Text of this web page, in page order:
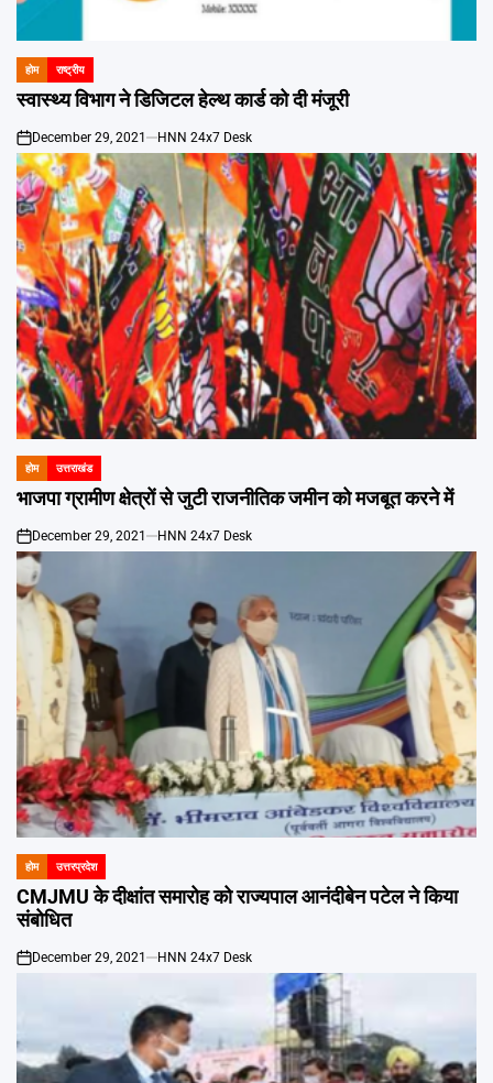
POSTED
IN
होम राष्ट्रीय
स्वास्थ्य विभाग ने डिजिटल हेल्थ कार्ड को दी मंजूरी
on
December 29, 2021 HNN 24x7 Desk
POSTED
IN
होम उत्तराखंड
भाजपा ग्रामीण क्षेत्रों से जुटी राजनीतिक जमीन को मजबूत करने में
on
December 29, 2021 HNN 24x7 Desk
POSTED
IN
होम उत्तरप्रदेश
CMJMU के दीक्षांत समारोह को राज्यपाल आनंदीबेन पटेल ने किया
संबोधित
on
December 29, 2021 HNN 24x7 Desk